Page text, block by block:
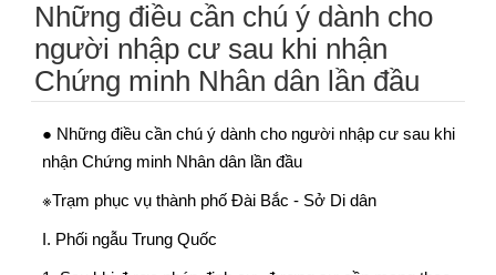
Những điều cần chú ý dành cho
người nhập cư sau khi nhận
Chứng minh Nhân dân lần đầu
● Những điều cần chú ý dành cho người nhập cư sau khi
nhận Chứng minh Nhân dân lần đầu
※Trạm phục vụ thành phố Đài Bắc - Sở Di dân
I. Phối ngẫu Trung Quốc